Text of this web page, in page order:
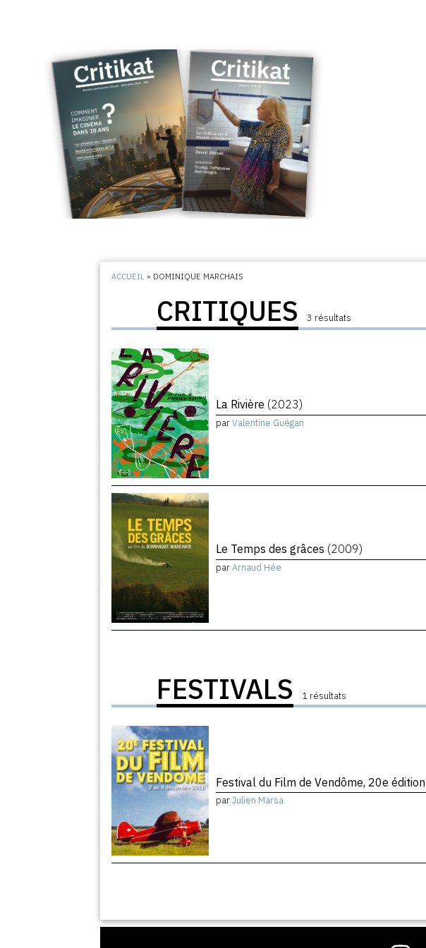
ACCUEIL » DOMINIQUE MARCHAIS
CRITIQUES 3 résultats
La Rivière (2023)
parValentine Guégan
Le Temps des grâces (2009)
parArnaud Hée
FESTIVALS 1 résultats
Festival du Film de Vendôme, 20e édition
parJulien Marsa